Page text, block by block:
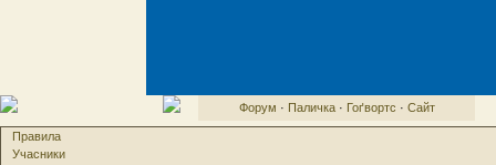
Форум · Паличка· Гоґвортс · Сайт
Правила
Учасники